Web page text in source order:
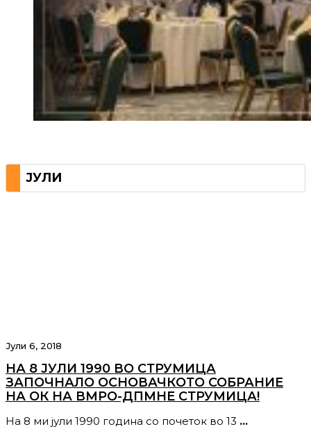
ЈУЛИ
Јули 6, 2018
НА 8 ЈУЛИ 1990 ВО СТРУМИЦА
ЗАПОЧНАЛО ОСНОВАЧКОТО СОБРАНИЕ
НА ОК НА ВМРО-ДПМНЕ СТРУМИЦА!
На 8 ми јули 1990 година со почеток во 13 …